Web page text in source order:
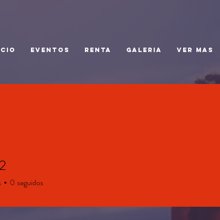
EVENTOS RENTA GALERIA Ver mas
0 seguidos